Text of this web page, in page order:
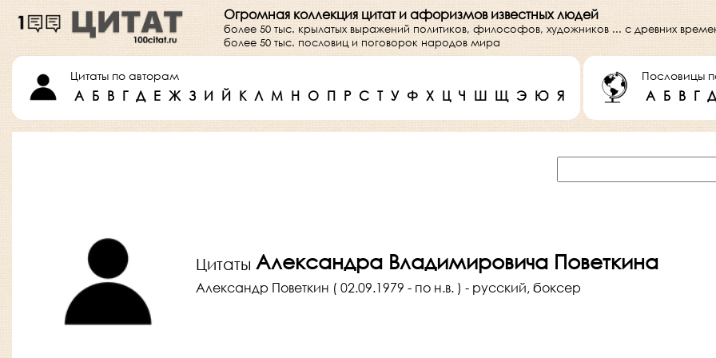
Огромная коллекция цитат и афоризмов известных людей
более 50 тыс. крылатых выражений политиков, философов, художников ... с древних
более 50 тыс. пословиц и поговорок народов мира
Цитаты по авторам
А Б В Г Д Е Ж З И Й К Л М Н О П Р С Т У Ф Х Ц Ч Ш Щ Э Ю Я
Пословицы
А Б В Г Д
Цитаты Александра Владимировича Поветкина
Александр Поветкин ( 02.09.1979 - по н.в. ) - русский, боксер